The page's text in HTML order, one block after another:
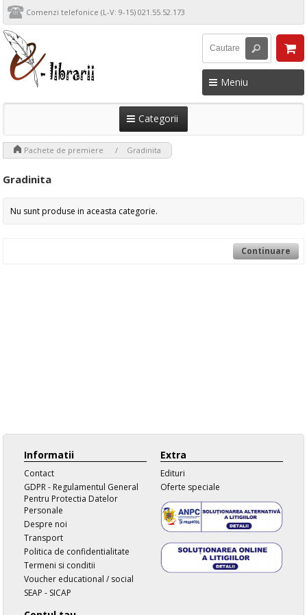
Comenzi telefonice (L-V: 9-15) 021.55.52.173
Meniu
Categorii
Pachete de premiere Gradinita
Gradinita
Nu sunt produse in aceasta categorie.
Continuare
Informatii
Contact
GDPR - Regulamentul General
Pentru Protectia Datelor
Personale
Despre noi
Transport
Politica de confidentialitate
Termeni si conditii
Voucher educational / social
SEAP - SICAP
Extra
Edituri
Oferte speciale